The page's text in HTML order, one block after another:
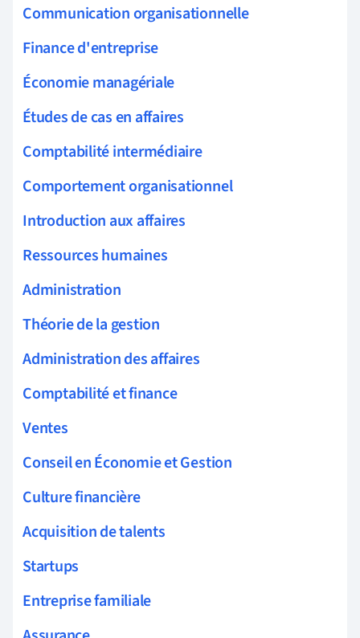
Communication organisationnelle
Finance d'entreprise
Économie managériale
Études de cas en affaires
Comptabilité intermédiaire
Comportement organisationnel
Introduction aux affaires
Ressources humaines
Administration
Théorie de la gestion
Administration des affaires
Comptabilité et finance
Ventes
Conseil en Économie et Gestion
Culture financière
Acquisition de talents
Startups
Entreprise familiale